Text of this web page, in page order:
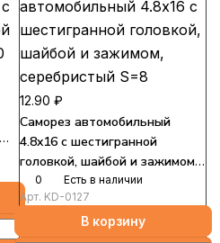
12.90 ₽
Саморез автомобильный
4.8x16 с шестигранной
головкой, шайбой и зажимом,
серебристый S=8
0
Есть в наличии
Арт. KD-0127
В корзину